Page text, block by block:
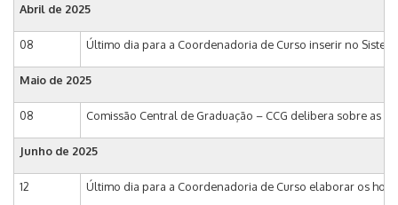
Abril de 2025
08 Último dia para a Coordenadoria de Curso inserir no
Maio de 2025
08 Comissão Central de Graduação – CCG delibera sobre as
Junho de 2025
12 Último dia para a Coordenadoria de Curso elaborar os